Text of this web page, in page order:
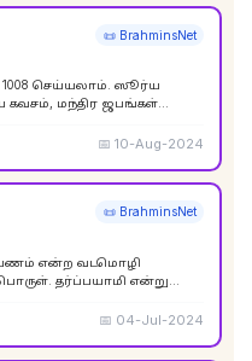
📜 BrahminsNet
1008 செய்யலாம். ஸூர்ய
கவசம், மந்திர ஜபங்கள்
📅10-Aug-2024
📜 BrahminsNet
என்ற வடமொழி
தர்ப்பயாமி என்று
📅 04-Jul-2024